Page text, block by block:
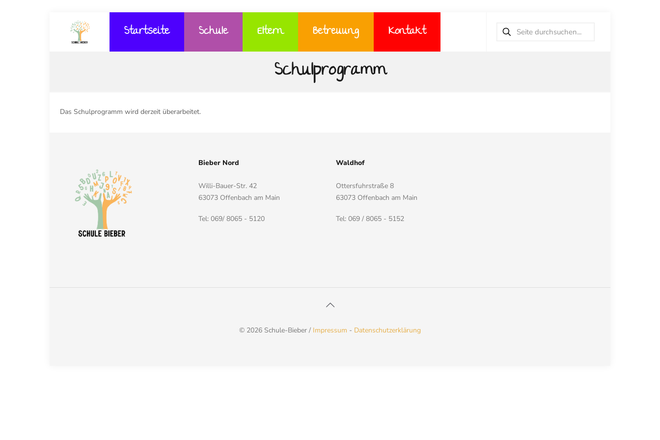
Startseite Schule Eltern Betreuung Kontakt
Schulprogramm
Das Schulprogramm wird derzeit überarbeitet.
Bieber Nord
Willi-Bauer-Str. 42
63073 Offenbach am Main
Tel: 069/ 8065 - 5120
Waldhof
Ottersfuhrstraße 8
63073 Offenbach am Main
Tel: 069 / 8065 - 5152
© 2026 Schule-Bieber / Impressum - Datenschutzerklärung